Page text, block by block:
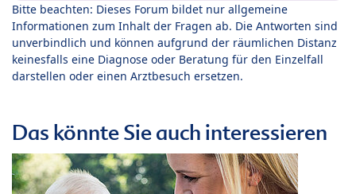
Bitte beachten: Dieses Forum bildet nur allgemeine
Informationen zum Inhalt der Fragen ab. Die Antworten sind
unverbindlich und können aufgrund der räumlichen Distanz
keinesfalls eine Diagnose oder Beratung für den Einzelfall
darstellen oder einen Arztbesuch ersetzen.
Das könnte Sie auch interessieren